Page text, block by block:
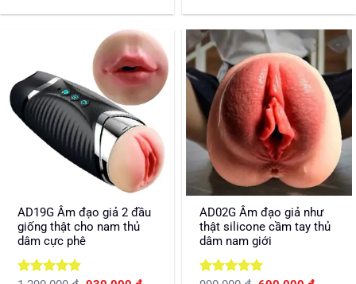
AD19G Âm đạo giả 2 đầu
giống thật cho nam thủ
dâm cực phê
AD02G Âm đạo giả như
thật silicone cầm tay thủ
dâm nam giới